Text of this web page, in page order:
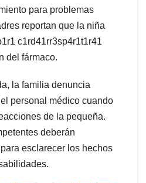
para problemas
reportan que la niña
c1rd41rr3sp4r1t1r41
del fármaco.
la familia denuncia
personal médico cuando
de la pequeña.
deberán
esclarecer los hechos